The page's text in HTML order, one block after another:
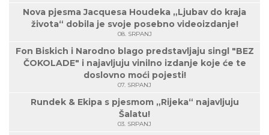
Nova pjesma Jacquesa Houdeka „Ljubav do kraja
života“ dobila je svoje posebno videoizdanje!
08. SRPANJ
Fon Biskich i Narodno blago predstavljaju singl "BEZ
ČOKOLADE" i najavljuju vinilno izdanje koje će te
doslovno moći pojesti!
07. SRPANJ
Rundek & Ekipa s pjesmom „Rijeka“ najavljuju
Šalatu!
03. SRPANJ